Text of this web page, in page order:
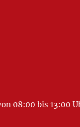
08:00 bis 13:00